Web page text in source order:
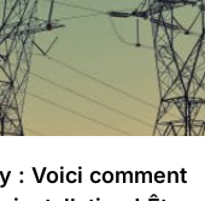
: Voici comment